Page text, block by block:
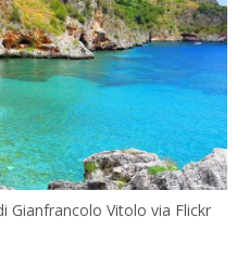
Gianfrancolo Vitolo via Flickr